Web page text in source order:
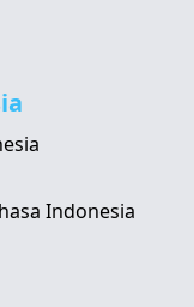
Indonesia